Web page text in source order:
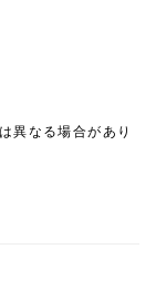
異なる場合があり